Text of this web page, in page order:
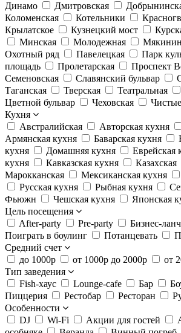
Динамо
Дмитровская
Коломенская
Котельники
Крылатское
Кузнецкий мост
Минская
Молодежная
Охотный ряд
Павелецкая Парк
площадь
Пролетарская Проспект
Семеновская
Славянский бульвар
Таганская
Тверская Театральная
Цветной бульвар
Чеховская
Кухня
Австралийская
Авторская кухня
Армянская кухня
Баварская кухня
кухня
Домашняя кухня Еврейская
кухня
Кавказская кухня Казахская
Марокканская
Мексиканская кухня
Русская кухня
Рыбная кухня
Фьюжн
Чешская кухня Японская
Цель посещения
After-party
Pre-party Бизнес-ланч
Поиграть в боулинг
Потанцевать
Средний счет
до 1000р
от 1000р до 2000р от
Тип заведения
Fish-хаус
Lounge-cafe Бар
Пиццерия
Рестобар Ресторан
Особенности
DJ
Wi-Fi Акции для гостей